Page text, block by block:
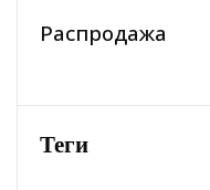
Распродажа
Теги